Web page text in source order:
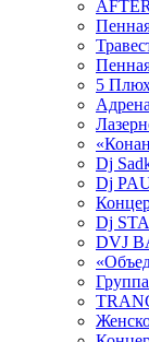
5
Dj
Dj
Dj
DVJ